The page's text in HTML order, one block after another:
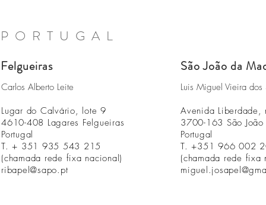
PORTUGAL
Felgueiras São João da
Carlos Alberto Leite
Lugar do Calvário, lote 9
4610-408 Lagares Felgueiras
Portugal
T. + 351 935 543 215
(chamada rede fixa nacional)
ribapel@sapo.pt
Luis Miguel Vieira dos
Avenida
3700-163 São
Portugal
T. +351 966 002
(chamada rede fixa